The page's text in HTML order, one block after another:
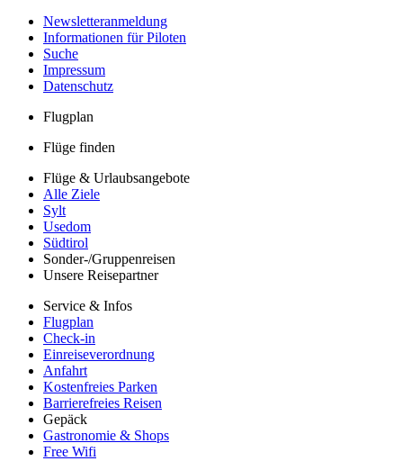
Newsletteranmeldung
Informationen für Piloten
Suche
Impressum
Datenschutz
Flugplan
Flüge finden
Flüge & Urlaubsangebote
Alle Ziele
Sylt
Usedom
Südtirol
Sonder-/Gruppenreisen
Unsere Reisepartner
Service & Infos
Flugplan
Check-in
Einreiseverordnung
Anfahrt
Kostenfreies Parken
Barrierefreies Reisen
Gepäck
Gastronomie & Shops
Free Wifi